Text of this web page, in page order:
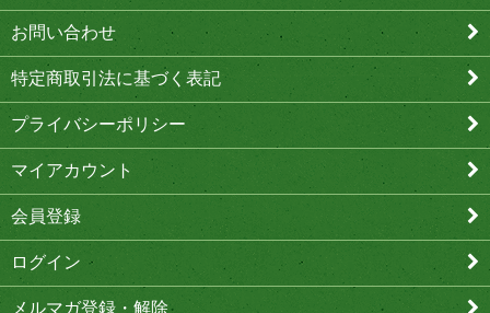
お問い合わせ
特定商取引法に基づく表記
プライバシーポリシー
マイアカウント
会員登録
ログイン
メルマガ登録・解除